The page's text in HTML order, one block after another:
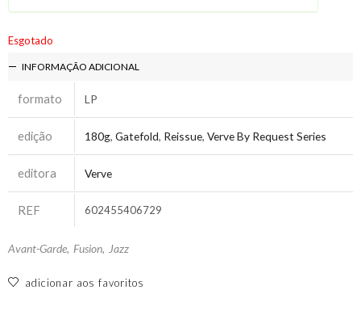
Esgotado
INFORMAÇÃO ADICIONAL
formato LP
edição 180g, Gatefold, Reissue, Verve By Request Series
editora Verve
REF 602455406729
Avant-Garde, Fusion, Jazz
adicionar aos favoritos